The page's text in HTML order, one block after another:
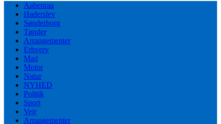
Aabenraa
Haderslev
Sønderborg
Tønder
Arrangementer
Erhverv
Mad
Motor
Natur
NYHED
Politik
Sport
Vejr
Arrangementer